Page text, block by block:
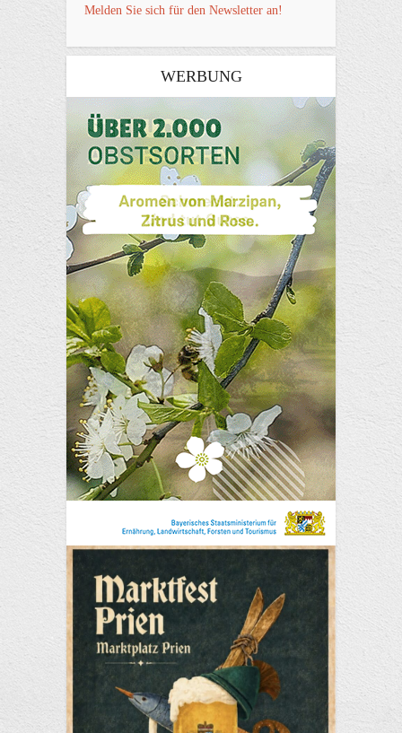
Melden Sie sich für den Newsletter an!
WERBUNG